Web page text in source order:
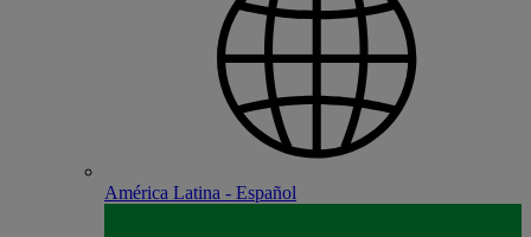
América Latina - Español